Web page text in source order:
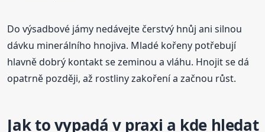
Do výsadbové jámy nedávejte čerstvý hnůj ani silnou
dávku minerálního hnojiva. Mladé kořeny potřebují
hlavně dobrý kontakt se zeminou a vláhu. Hnojit se dá
opatrně později, až rostliny zakoření a začnou růst.
Jak to vypadá v praxi a kde hledat